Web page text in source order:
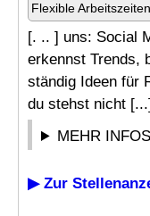
Flexible Arbeitszeiten
[. .. ] uns: Social
erkennst Trends,
ständig Ideen für
du stehst nicht
MEHR
▶ Zur